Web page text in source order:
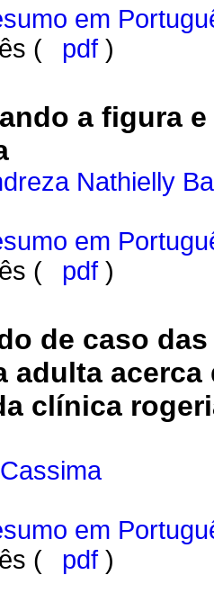
em
(
pdf )
a figura
Nathielly
em
(
pdf )
de caso
adulta
clínica
em
(
pdf )